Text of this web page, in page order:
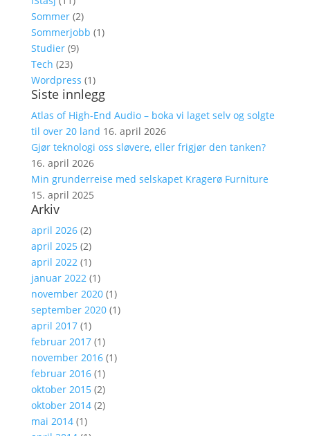
Sommer(2)
Sommerjobb (1)
Studier(9)
Tech (23)
Wordpress (1)
Siste innlegg
Atlas of High-End Audio – boka vi laget selv og solgte
til over 20 land 16. april 2026
Gjør teknologi oss sløvere, eller frigjør den tanken?
16. april 2026
Min grunderreise med selskapet Kragerø Furniture
15. april 2025
Arkiv
april 2026(2)
april 2025(2)
april 2022(1)
januar 2022(1)
november 2020(1)
september 2020(1)
april 2017(1)
februar 2017(1)
november 2016(1)
februar 2016(1)
oktober 2015(2)
oktober 2014(2)
mai 2014(1)